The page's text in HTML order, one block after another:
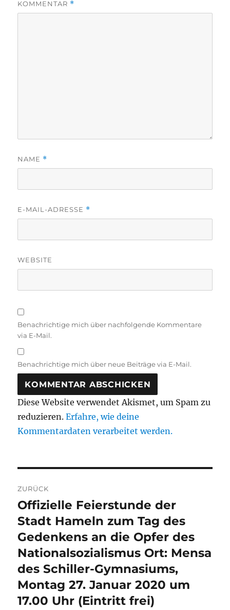
KOMMENTAR *
NAME *
E-MAIL-ADRESSE *
WEBSITE
Benachrichtige mich über nachfolgende Kommentare
via E-Mail.
Benachrichtige mich über neue Beiträge via E-Mail.
Diese Website verwendet Akismet, um Spam zu
reduzieren.Erfahre, wie deine
Kommentardaten verarbeitet werden.
ZURÜCK
Vorheriger
Beitrag:
Offizielle Feierstunde der
Stadt Hameln zum Tag des
Gedenkens an die Opfer des
Nationalsozialismus Ort: Mensa
des Schiller-Gymnasiums,
Montag 27. Januar 2020 um
17.00 Uhr (Eintritt frei)